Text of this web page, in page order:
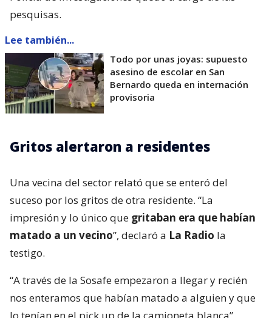
pesquisas.
Lee también...
Todo por unas joyas: supuesto
asesino de escolar en San
Bernardo queda en internación
provisoria
Gritos alertaron a residentes
Una vecina del sector relató que se enteró del
suceso por los gritos de otra residente. “La
impresión y lo único que gritaban era que habían
matado a un vecino”, declaró a La Radio la
testigo.
“A través de la Sosafe empezaron a llegar y recién
nos enteramos que habían matado a alguien y que
lo tenían en el pick up de la camioneta blanca”,